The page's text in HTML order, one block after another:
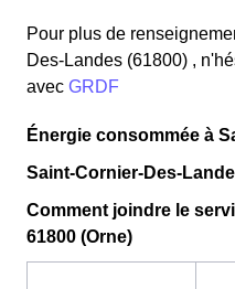
Pour plus de
Des-Landes (61800) ,
avec GRDF
Énergie consommée à
Saint-Cornier-Des-
Comment joindre le
61800 (Orne)